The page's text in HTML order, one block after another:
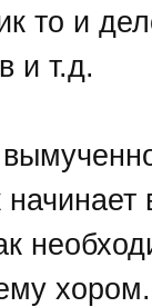
то и
и т.д.